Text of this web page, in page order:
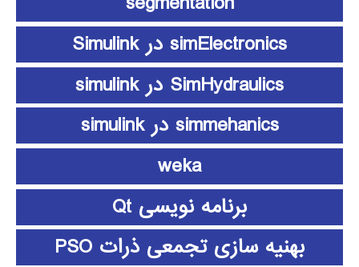
simElectronics در Simulink
SimHydraulics در simulink
simmehanics در simulink
weka
برنامه نویسی Qt
بهنیه سازی تجمعی ذرات PSO